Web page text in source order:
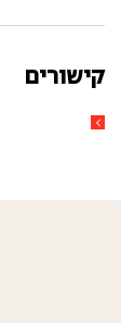
קישורים